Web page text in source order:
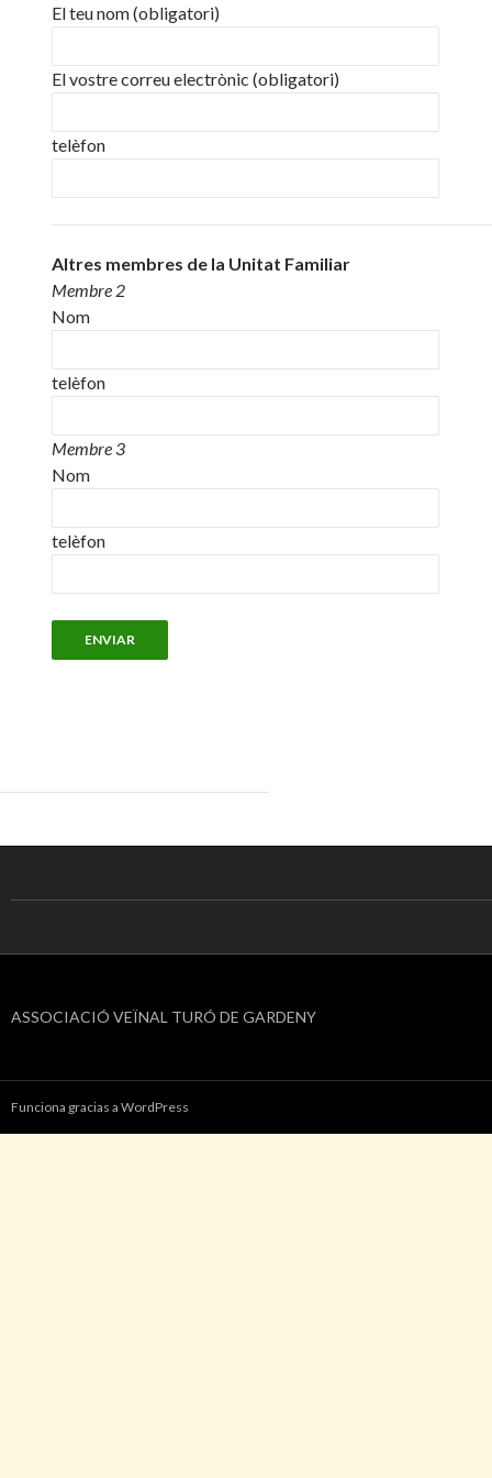
El teu nom (obligatori)
El vostre correu electrònic (obligatori)
telèfon
Altres membres de la Unitat Familiar
Membre 2
Nom
telèfon
Membre 3
Nom
telèfon
ASSOCIACIÓ VEÏNAL TURÓ DE GARDENY
Funciona gracias a WordPress